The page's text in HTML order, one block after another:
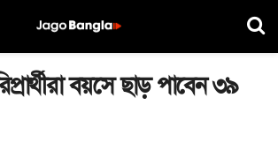
বয়সে ছাড় পাবেন ৩৯